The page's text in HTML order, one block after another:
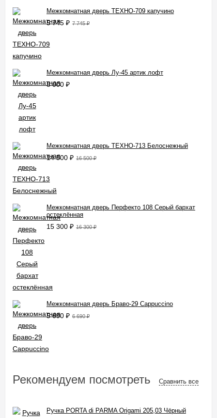
Межкомнатная дверь ТЕХНО-709 капучино
5 745 ₽ 7 745₽
Межкомнатная дверь Лу-45 артик лофт
8 000 ₽
Межкомнатная дверь ТЕХНО-713 Белоснежный
14 500 ₽ 16 500₽
Межкомнатная дверь Перфекто 108 Серый бархат
остеклённая
15 300 ₽ 16 300₽
Межкомнатная дверь Браво-29 Cappuccino
5 690 ₽ 6 690₽
Рекомендуем посмотреть Сравнить все
Ручка PORTA di PARMA Origami 205,03 Чёрный